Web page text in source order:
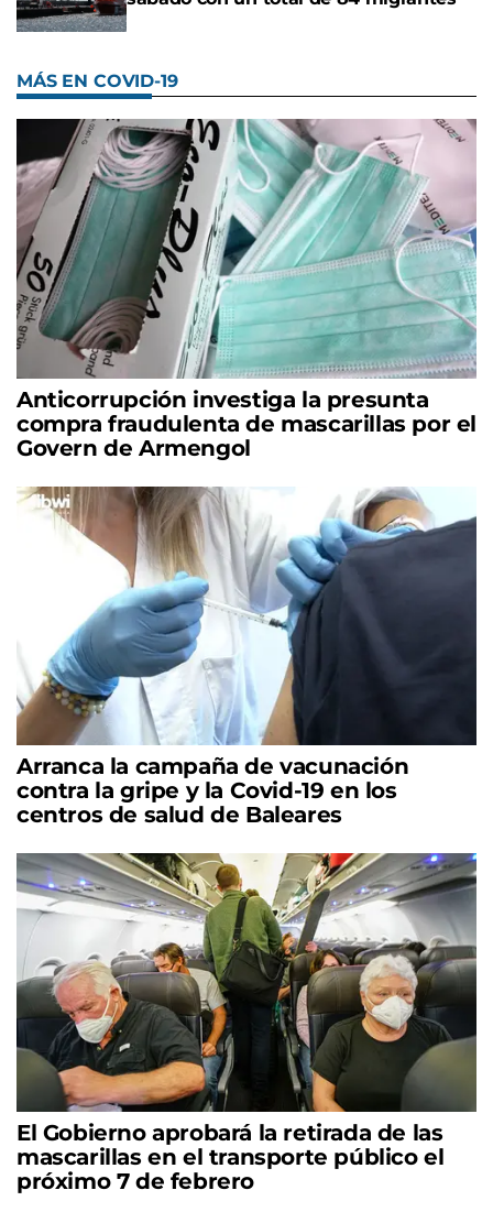
MÁS EN COVID-19
Anticorrupción investiga la presunta
compra fraudulenta de mascarillas por el
Govern de Armengol
Arranca la campaña de vacunación
contra la gripe y la Covid-19 en los
centros de salud de Baleares
El Gobierno aprobará la retirada de las
mascarillas en el transporte público el
próximo 7 de febrero